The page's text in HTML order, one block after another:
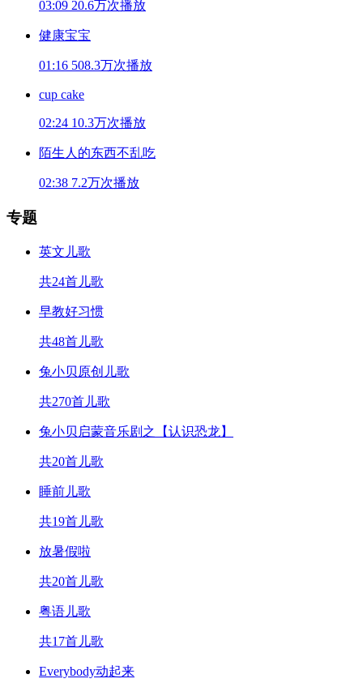
03:09 20.6万次播放
健康宝宝
01:16 508.3万次播放
cup cake
02:24 10.3万次播放
陌生人的东西不乱吃
02:38 7.2万次播放
专题
英文儿歌
共24首儿歌
早教好习惯
共48首儿歌
兔小贝原创儿歌
共270首儿歌
兔小贝启蒙音乐剧之【认识恐龙】
共20首儿歌
睡前儿歌
共19首儿歌
放暑假啦
共20首儿歌
粤语儿歌
共17首儿歌
Everybody动起来